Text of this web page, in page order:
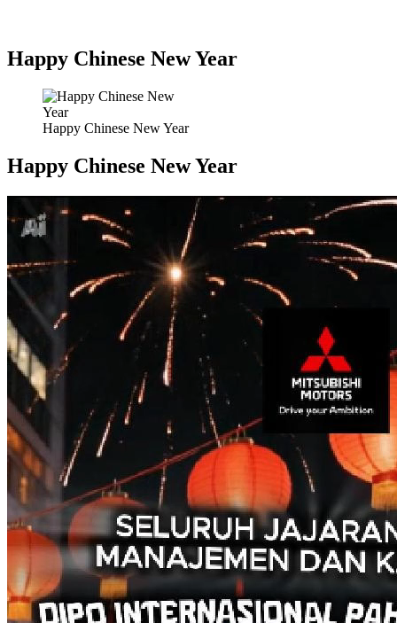
Happy Chinese New Year
Happy Chinese New Year
Happy Chinese New Year